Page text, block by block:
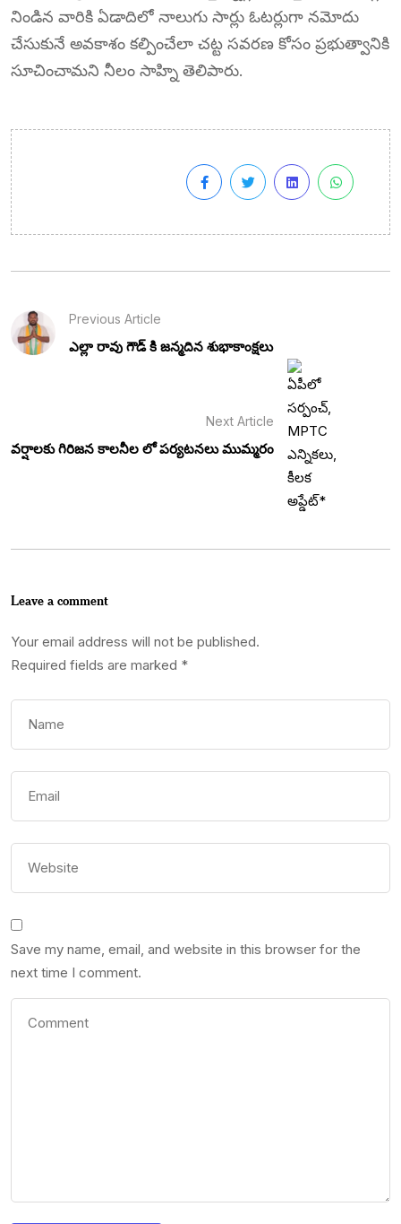
నిండిన వారికి ఏడాదిలో నాలుగు సార్లు ఓటర్లుగా నమోదు
చేసుకునే అవకాశం కల్పించేలా చట్ట సవరణ కోసం ప్రభుత్వానికి
సూచించామని నీలం సాహ్ని తెలిపారు.
Previous Article
ఎల్లా రావు గౌడ్ కి జన్మదిన శుభాకాంక్షలు
Next Article
వర్షాలకు గిరిజన కాలనీల లో పర్యటనలు ముమ్మరం
Leave a comment
Your email address will not be published.
Required fields are marked *
Save my name, email, and website in this browser for the
next time I comment.